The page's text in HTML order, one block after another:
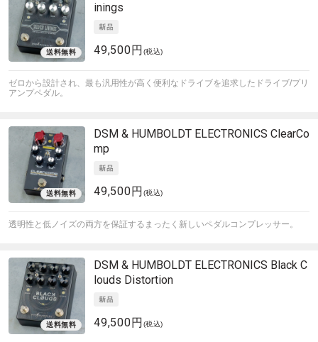
inings
49,500円 (税込)
ゼロから設計され、最も汎用性が高く便利なドライブを追求したドライブ/プリ
アンプペダル。
DSM & HUMBOLDT ELECTRONICS ClearCo
mp
49,500円 (税込)
透明性と低ノイズの両方を保証するまったく新しいペダルコンプレッサー。
DSM & HUMBOLDT ELECTRONICS Black C
louds Distortion
49,500円 (税込)